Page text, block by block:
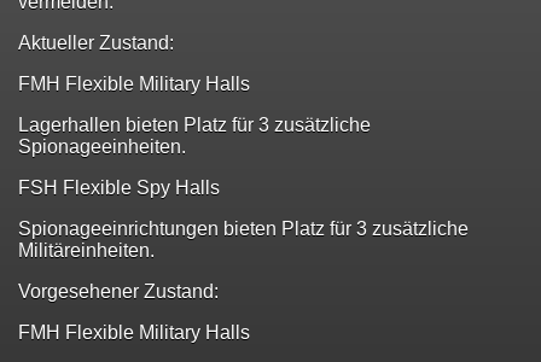
Aktueller Zustand:
FMH Flexible Military Halls
Lagerhallen bieten Platz für 3 zusätzliche
Spionageeinheiten.
FSH Flexible Spy Halls
Spionageeinrichtungen bieten Platz für 3 zusätzliche
Militäreinheiten.
Vorgesehener Zustand:
FMH Flexible Military Halls